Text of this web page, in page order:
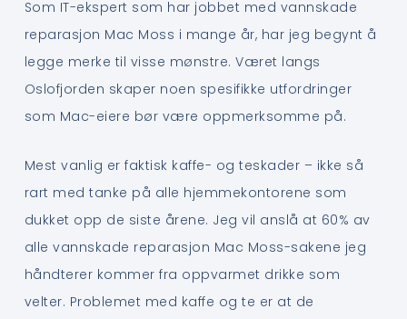
Som IT-ekspert som har jobbet med vannskade
reparasjon Mac Moss i mange år, har jeg begynt å
legge merke til visse mønstre. Været langs
Oslofjorden skaper noen spesifikke utfordringer
som Mac-eiere bør være oppmerksomme på.
Mest vanlig er faktisk kaffe- og teskader – ikke så
rart med tanke på alle hjemmekontorene som
dukket opp de siste årene. Jeg vil anslå at 60% av
alle vannskade reparasjon Mac Moss-sakene jeg
håndterer kommer fra oppvarmet drikke som
velter. Problemet med kaffe og te er at de